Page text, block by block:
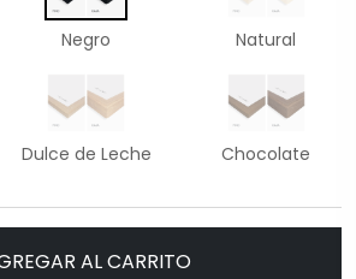
Negro Natural
Dulce de Leche Chocolate
AL CARRITO